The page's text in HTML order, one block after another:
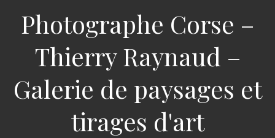
Photographe Corse –
Thierry Raynaud –
Galerie de paysages et
tirages d'art